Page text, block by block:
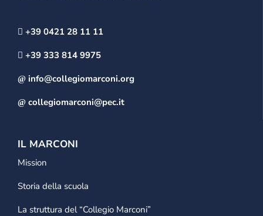
+39 0421 28 11 11
+39 333 814 9975
info@collegiomarconi.org
collegiomarconi@pec.it
IL MARCONI
Mission
Storia della scuola
La struttura del “Collegio Marconi”